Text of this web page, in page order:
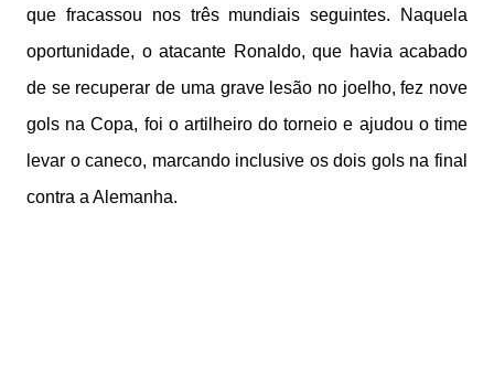
que fracassou nos três mundiais seguintes. Naquela
oportunidade, o atacante Ronaldo, que havia acabado
de se recuperar de uma grave lesão no joelho, fez nove
gols na Copa, foi o artilheiro do torneio e ajudou o time
levar o caneco, marcando inclusive os dois gols na final
contra a Alemanha.